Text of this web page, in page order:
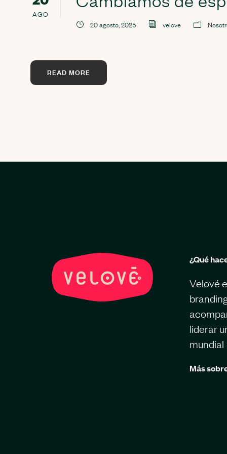
AGO
20 agosto, 2025 velove
READ MORE
¿Qué
Velové
liderar
mundial
Más